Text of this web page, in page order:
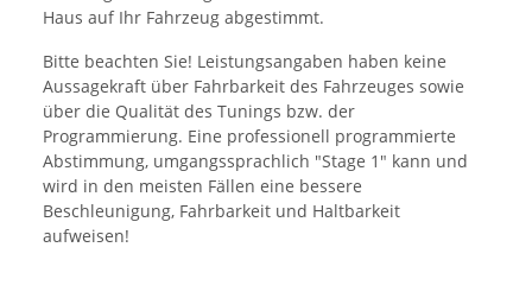
Haus auf Ihr Fahrzeug abgestimmt.
Bitte beachten Sie! Leistungsangaben haben keine
Aussagekraft über Fahrbarkeit des Fahrzeuges sowie
über die Qualität des Tunings bzw. der
Programmierung. Eine professionell programmierte
Abstimmung, umgangssprachlich "Stage 1" kann und
wird in den meisten Fällen eine bessere
Beschleunigung, Fahrbarkeit und Haltbarkeit
aufweisen!